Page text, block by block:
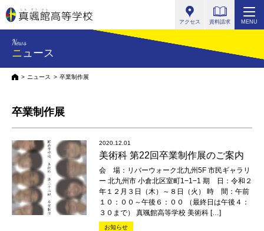
アクセス 資料請求 MENU
News
ニュース
HOMEニュース 卒業制作展
卒業制作展
2020.12.01
美術科 第22回卒業制作展のご案内
会 場：リバーウォーク北九州5F 市民ギャラリ
ー 北九州市 小倉北区室町1−1−1 期 日：令和２
年１２月３日（木）～８日（火） 時 間：午前
１０：００～午後６：００ （最終日は午後４：
３０まで） 真颯館高等学校 美術科 […]
お知らせ